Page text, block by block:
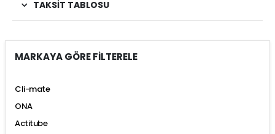
TAKSIT TABLOSU
MARKAYA GÖRE FİLTERELE
Cli-mate
ONA
Actitube